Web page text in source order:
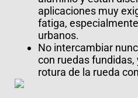
aplicaciones muy
fatiga,
urbanos.
No intercambiar
con ruedas fundidas,
rotura de la rueda